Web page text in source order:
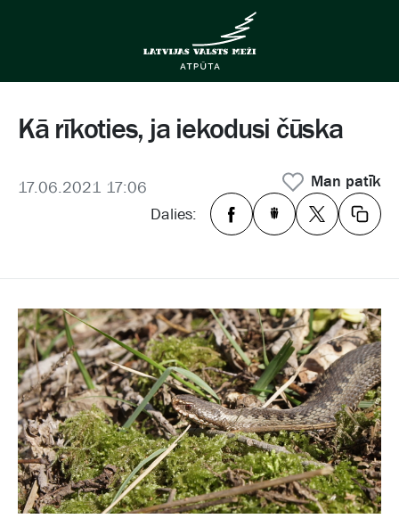
Kā rīkoties, ja iekodusi čūska
17.06.2021 17:06
Man patīk
Dalies: